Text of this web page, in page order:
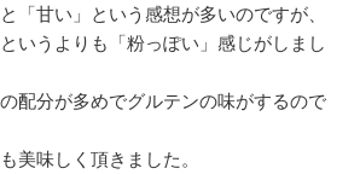
「甘い」という感想が多いのですが、
いうよりも「粉っぽい」感じがしまし
配分が多めでグルテンの味がするので
美味しく頂きました。